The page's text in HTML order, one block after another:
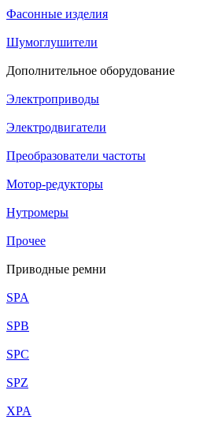
Фасонные изделия
Шумоглушители
Дополнительное оборудование
Электроприводы
Электродвигатели
Преобразователи частоты
Мотор-редукторы
Нутромеры
Прочее
Приводные ремни
SPA
SPB
SPC
SPZ
XPA